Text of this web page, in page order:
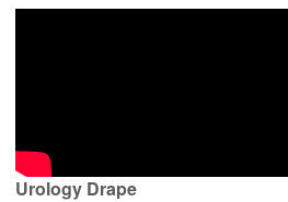
Urology Drape